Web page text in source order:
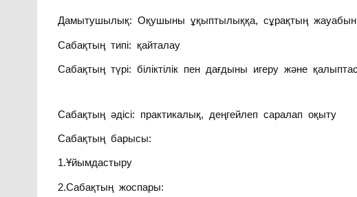
Дамытушылық: Оқушыны ұқыптылыққа, сұрақтың жауабын
Сабақтың типі: қайталау
Сабақтың түрі: біліктілік пен дағдыны игеру және
Сабақтың әдісі: практикалық, деңгейлеп саралап оқыту
Сабақтың барысы:
1.Ұйымдастыру
2.Сабақтың жоспары: